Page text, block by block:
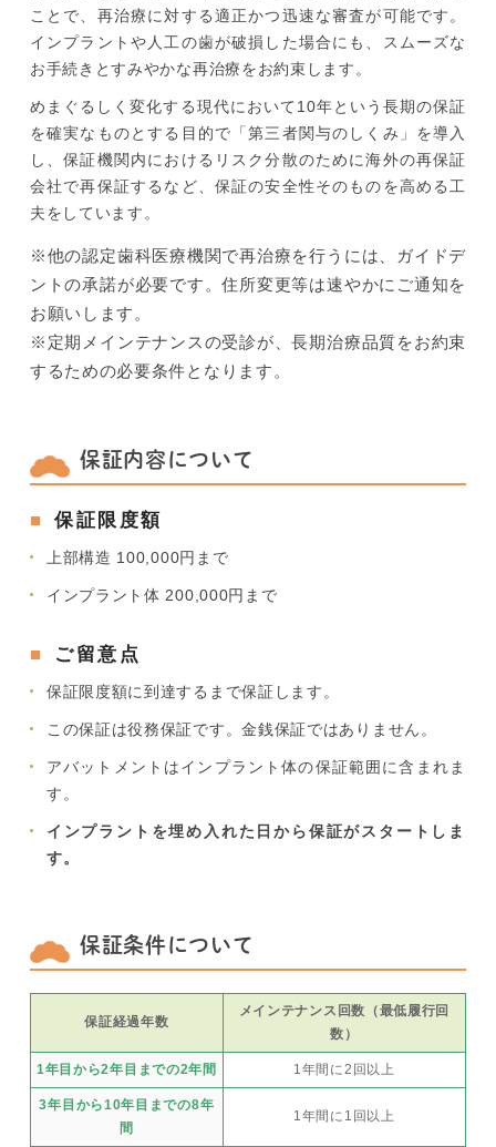
ことで、再治療に対する適正かつ迅速な審査が可能です。
インプラントや人工の歯が破損した場合にも、スムーズな
お手続きとすみやかな再治療をお約束します。
めまぐるしく変化する現代において10年という長期の保証
を確実なものとする目的で「第三者関与のしくみ」を導入
し、保証機関内におけるリスク分散のために海外の再保証
会社で再保証するなど、保証の安全性そのものを高める工
夫をしています。
※他の認定歯科医療機関で再治療を行うには、ガイドデ
ントの承諾が必要です。住所変更等は速やかにご通知を
お願いします。
※定期メインテナンスの受診が、長期治療品質をお約束
するための必要条件となります。
保証内容について
保証限度額
上部構造 100,000円まで
インプラント体 200,000円まで
ご留意点
保証限度額に到達するまで保証します。
この保証は役務保証です。金銭保証ではありません。
アバットメントはインプラント体の保証範囲に含まれま
す。
インプラントを埋め入れた日から保証がスタートしま
す。
保証条件について
保証経過年数
メインテナンス回数（最低履行回
数）
1年目から2年目までの2年間 1年間に2回以上
3年目から10年目までの8年
間
1年間に1回以上